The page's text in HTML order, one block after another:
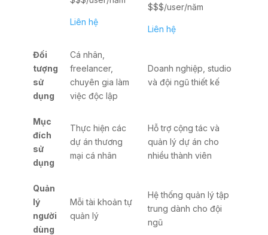
Liên hệ
$$$/user/năm
Liên hệ
Đối
tượng
sử
dụng
Cá nhân,
freelancer,
chuyên gia làm
việc độc lập
Doanh nghiệp, studio
và đội ngũ thiết kế
Mục
đích
sử
dụng
Thực hiện các
dự án thương
mại cá nhân
Hỗ trợ cộng tác và
quản lý dự án cho
nhiều thành viên
Quản
lý
người
dùng
Mỗi tài khoản tự
quản lý
Hệ thống quản lý tập
trung dành cho đội
ngũ